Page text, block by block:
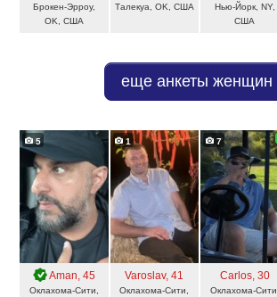
Брокен-Эрроу,
OK, США
Талекуа, OK, США
Нью-Йорк, NY,
США
еще анкеты женщин
5
Aman, 45
Оклахома-Сити,
1
Varoslav, 41
Оклахома-Сити,
7
Carlos, 30
Оклахома-Сити,